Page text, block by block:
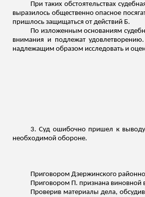
При таких обстоятельствах
выразилось общественно опасное
пришлось защищаться от действий Б.
По изложенным основаниям
внимания и подлежат
надлежащим образом исследовать и
3. Суд ошибочно пришел к
необходимой обороне.
Приговором Дзержинского
Приговором П. признана виновной
Проверив материалы дела,